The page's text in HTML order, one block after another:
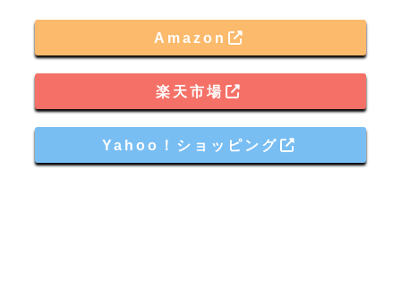
Amazon
楽天市場
Yahoo！ショッピング